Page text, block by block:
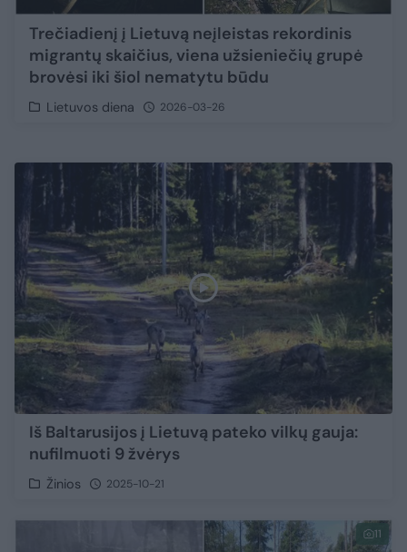
Trečiadienį į Lietuvą neįleistas rekordinis
migrantų skaičius, viena užsieniečių grupė
brovėsi iki šiol nematytu būdu
Lietuvos diena 2026-03-26
Iš Baltarusijos į Lietuvą pateko vilkų gauja:
nufilmuoti 9 žvėrys
Žinios 2025-10-21
11